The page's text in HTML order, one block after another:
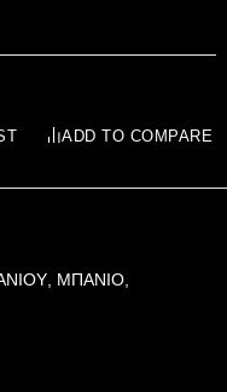
ADD TO COMPARE
, ΜΠΑΝΙΟ,